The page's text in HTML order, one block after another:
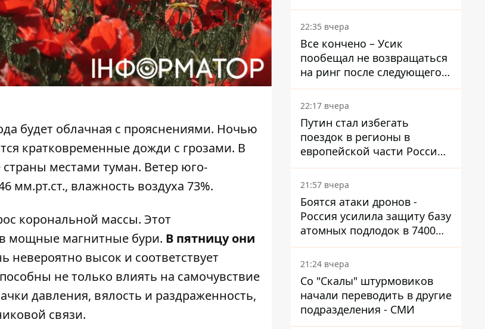
будет облачная с прояснениями. Ночью
кратковременные дожди с грозами. В
местами туман. Ветер юго-
мм.рт.ст., влажность воздуха 73%.
корональной массы. Этот
мощные магнитные бури. В пятницу они
невероятно высок и соответствует
не только влиять на самочувствие
давления, вялость и раздраженность,
связи.
Осетию – страны НАТО
обеспокоены
22:35 вчера
Все кончено – Усик
пообещал не возвращаться
на ринг после следующего
боя
22:17 вчера
Путин стал избегать
поездок в регионы в
европейской части России,
куда регулярно долетают
дроны
21:57 вчера
Боятся атаки дронов -
Россия усилила защиту базу
атомных подлодок в 7400
км от Украины
21:24 вчера
Со "Скалы" штурмовиков
начали переводить в другие
подразделения - СМИ